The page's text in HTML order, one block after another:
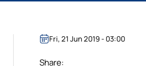
Fri, 21 Jun 2019 - 03:00
Share: